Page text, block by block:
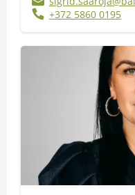
+372 5860 0195